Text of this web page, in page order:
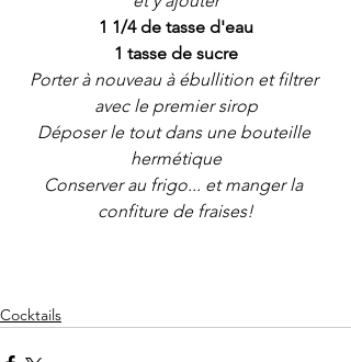
1 1/4 de tasse d'eau
1 tasse de sucre
Porter à nouveau à ébullition et filtrer
avec le premier sirop
Déposer le tout dans une bouteille
hermétique
Conserver au frigo... et manger la
confiture de fraises!
Cocktails